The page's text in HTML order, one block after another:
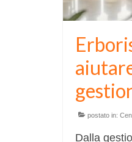
postato in:
Dalla